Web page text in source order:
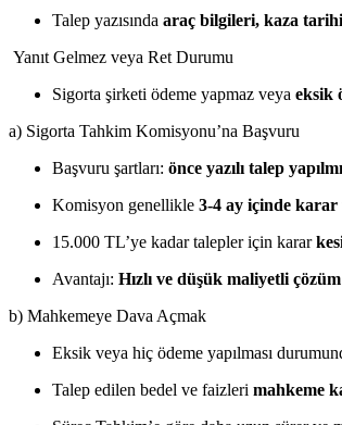
Talep yazısında araç bilgileri, kaza
Yanıt Gelmez veya Ret Durumu
Sigorta şirketi ödeme yapmaz veya eksik
a) Sigorta Tahkim Komisyonu’na Başvuru
Başvuru şartları: önce yazılı talep
Komisyon genellikle 3-4 ay içinde
15.000 TL’ye kadar talepler için karar
Avantajı: Hızlı ve düşük maliyetli çözüm
b) Mahkemeye Dava Açmak
Eksik veya hiç ödeme yapılması
Talep edilen bedel ve faizleri mahkeme